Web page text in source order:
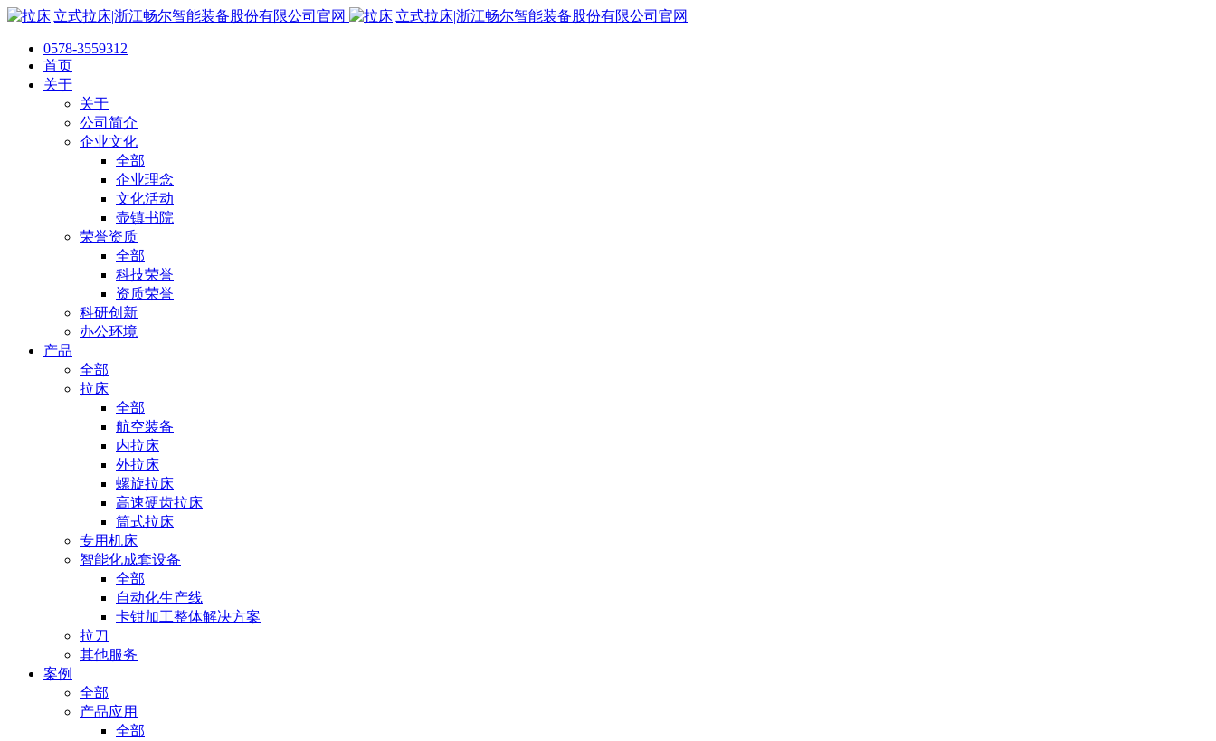
0578-3559312
首页
关于
关于
公司简介
企业文化
全部
企业理念
文化活动
壶镇书院
荣誉资质
全部
科技荣誉
资质荣誉
科研创新
办公环境
产品
全部
拉床
全部
航空装备
内拉床
外拉床
螺旋拉床
高速硬齿拉床
筒式拉床
专用机床
智能化成套设备
全部
自动化生产线
卡钳加工整体解决方案
拉刀
其他服务
案例
全部
产品应用
全部